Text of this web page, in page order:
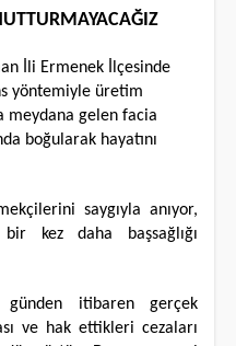
İli Ermenek İlçesinde
yöntemiyle üretim
meydana gelen facia
boğularak hayatını
saygıyla anıyor,
kez daha başsağlığı
günden itibaren gerçek
ve hak ettikleri cezaları